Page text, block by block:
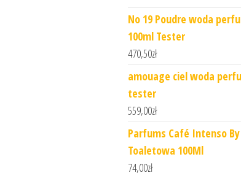
No 19 Poudre woda
100ml Tester
470,50zł
amouage ciel woda
tester
559,00zł
Parfums Café Intenso
Toaletowa 100Ml
74,00zł